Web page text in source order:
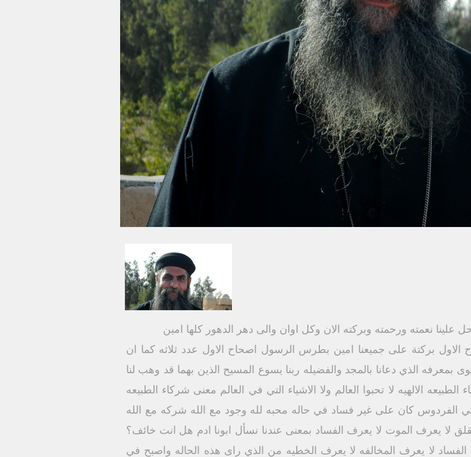
علينا نعمته ورحمته وبركته الان وكل اوان والى دهر الدهور كلها امين
الاول بركتة على جميعنا امين بطرس الرسول اصحاح الاول عدد ثلاثه كما ان
بمعرفه الذي دعانا بالمجد والفضيله ربنا يسوع المسيح الذين بهما قد وهب لنا
الالهيه لا تحبوا العالم ولا الاشياء التي في العالم معنى شركاء الطبيعه
في الفردوس كان على غير فساد في حاله محبه لله وجود مع الله شركه مع الله
لا يعرف الموت لا يعرف الفساد بمعنى عندنا نسأل ابونا ادم هل انت خائف؟
لا يعرف المخالفه لا يعرف الخطيه من الذي راى هذه الحاله واصبح في